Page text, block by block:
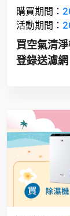
購買期間：
活動期間：
買空氣清
登錄送濾網